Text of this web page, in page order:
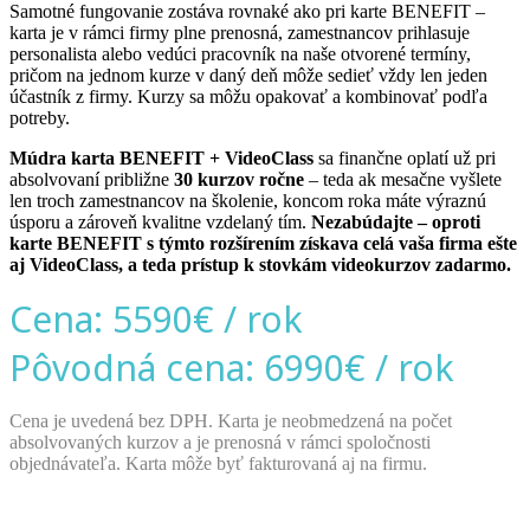
Samotné fungovanie zostáva rovnaké ako pri karte BENEFIT –
karta je v rámci firmy plne prenosná, zamestnancov prihlasuje
personalista alebo vedúci pracovník na naše otvorené termíny,
pričom na jednom kurze v daný deň môže sedieť vždy len jeden
účastník z firmy. Kurzy sa môžu opakovať a kombinovať podľa
potreby.
Múdra karta BENEFIT + VideoClass sa finančne oplatí už pri
absolvovaní približne 30 kurzov ročne – teda ak mesačne vyšlete
len troch zamestnancov na školenie, koncom roka máte výraznú
úsporu a zároveň kvalitne vzdelaný tím. Nezabúdajte – oproti
karte BENEFIT s týmto rozšírením získava celá vaša firma ešte
aj VideoClass, a teda prístup k stovkám videokurzov zadarmo.
Cena: 5590€ / rok
Pôvodná cena: 6990€ / rok
Cena je uvedená bez DPH. Karta je neobmedzená na počet
absolvovaných kurzov a je prenosná v rámci spoločnosti
objednávateľa. Karta môže byť fakturovaná aj na firmu.